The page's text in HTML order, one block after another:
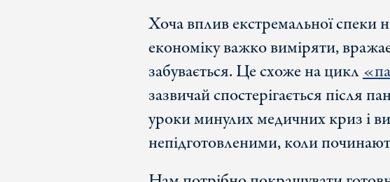
Хоча вплив екстремальної спеки
економіку важко виміряти,
забувається. Це схоже на цикл
зазвичай спостерігається після
уроки минулих медичних криз і
непідготовленими, коли